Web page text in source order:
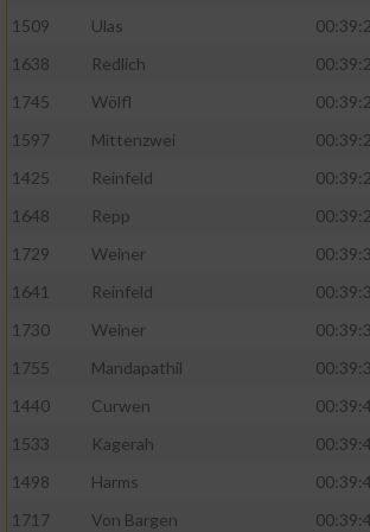
1509
Ulas
1638
Redlich
1745
Wölfl
1597
Mittenzwei
1425
Reinfeld
1648
Repp
1729
Weiner
1641
Reinfeld
1730
Weiner
1755
Mandapathil
1440
Curwen
1533
Kagerah
1498
Harms
1717
Von Bargen
oder Kombinationen von Daten aus
Entwicklung und Verbesserung der
von Inhalten
IAB-Besonderheiten:
Geräte anhand von aktiv angeforderten
Notwendig